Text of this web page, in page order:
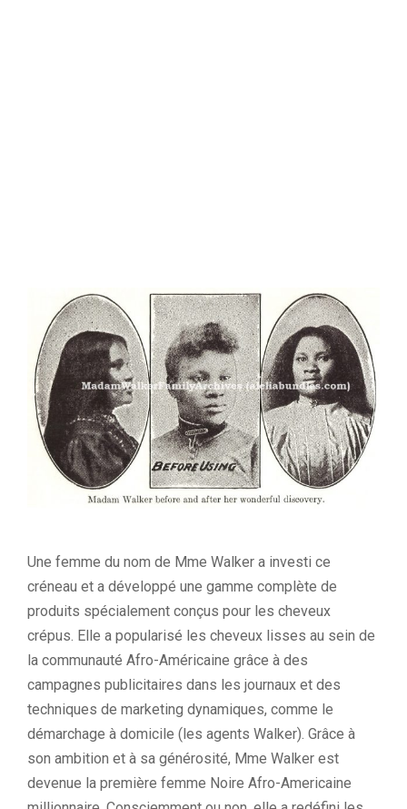
Une femme du nom de Mme Walker a investi ce
créneau et a développé une gamme complète de
produits spécialement conçus pour les cheveux
crépus. Elle a popularisé les cheveux lisses au sein de
la communauté Afro-Américaine grâce à des
campagnes publicitaires dans les journaux et des
techniques de marketing dynamiques, comme le
démarchage à domicile (les agents Walker). Grâce à
son ambition et à sa générosité, Mme Walker est
devenue la première femme Noire Afro-Americaine